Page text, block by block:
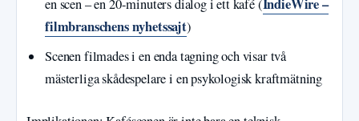
en scen – en 20-minuters dialog i ett kafé (
filmbranschens nyhetssajt)
Scenen filmades i en enda tagning och visar två
mästerliga skådespelare i en psykologisk kraftmätning